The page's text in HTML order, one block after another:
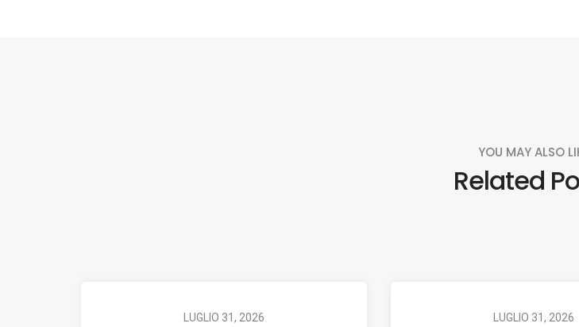
YOU MAY ALSO
Related
LUGLIO 31, 2026 LUGLIO 31, 2026